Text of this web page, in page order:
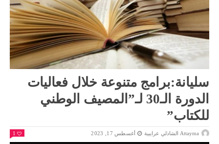
سليانة:برامج متنوعة خلال فعاليات
الدورة الـ30 لـ”المصيف الوطني
للكتاب”
Attayma الشاذلي عرايبية أغسطس 17, 2023 1